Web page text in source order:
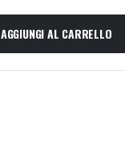
AGGIUNGI AL CARRELLO